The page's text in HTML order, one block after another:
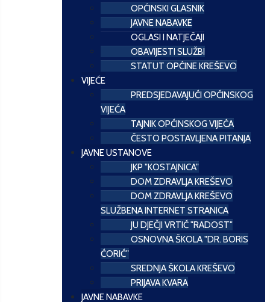
OPĆINSKI GLASNIK
JAVNE NABAVKE
OGLASI I NATJEČAJI
OBAVIJESTI SLUŽBI
STATUT OPĆINE KREŠEVO
VIJEĆE
PREDSJEDAVAJUĆI OPĆINSKOG
VIJEĆA
TAJNIK OPĆINSKOG VIJEĆA
ČESTO POSTAVLJENA PITANJA
JAVNE USTANOVE
JKP "KOSTAJNICA"
DOM ZDRAVLJA KREŠEVO
DOM ZDRAVLJA KREŠEVO
SLUŽBENA INTERNET STRANICA
JU DJEČJI VRTIĆ "RADOST"
OSNOVNA ŠKOLA "DR. BORIS
ĆORIĆ"
SREDNJA ŠKOLA KREŠEVO
PRIJAVA KVARA
JAVNE NABAVKE